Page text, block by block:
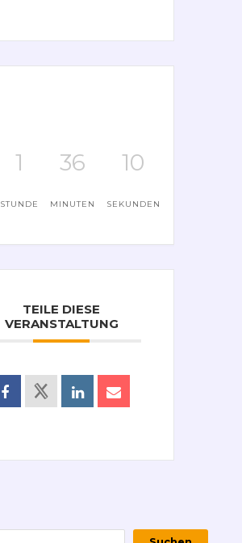
1
STUNDE
36
MINUTEN
10
SEKUNDEN
TEILE DIESE
VERANSTALTUNG